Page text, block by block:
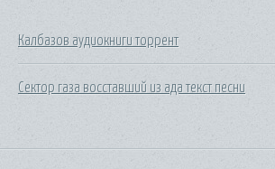
Калбазов аудиокниги торрент
Сектор газа восставший из ада текст песни